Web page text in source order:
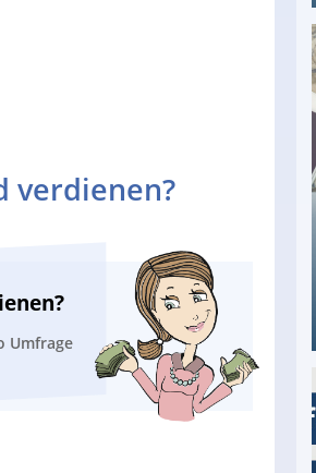
verdienen?
Umfrage
ohne PC: Die besten
als Tagger für Netflix